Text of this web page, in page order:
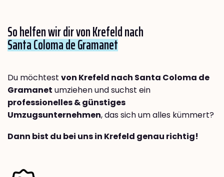
So helfen wir dir von Krefeld nach
Santa Coloma de Gramanet
Du möchtest von Krefeld nach Santa Coloma de
Gramanet umziehen und suchst ein
professionelles & günstiges
Umzugsunternehmen, das sich um alles kümmert?
Dann bist du bei uns in Krefeld genau richtig!